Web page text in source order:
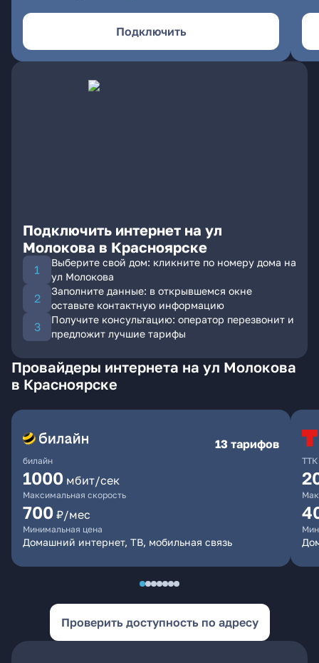
Подключить
Подключить интернет на ул
Молокова в Красноярске
Выберите свой дом: кликните по номеру дома на
ул Молокова
Заполните данные: в открывшемся окне
оставьте контактную информацию
Получите консультацию: оператор перезвонит и
предложит лучшие тарифы
Провайдеры интернета на ул Молокова
в Красноярске
билайн
13 тарифов
1000 мбит/сек
Максимальная скорость
700 ₽/мес
Минимальная цена
Домашний интернет, ТВ, мобильная связь
ТТК
Проверить доступность по адресу